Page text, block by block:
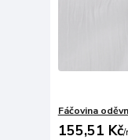
Fáčovina
155,51 Kč/